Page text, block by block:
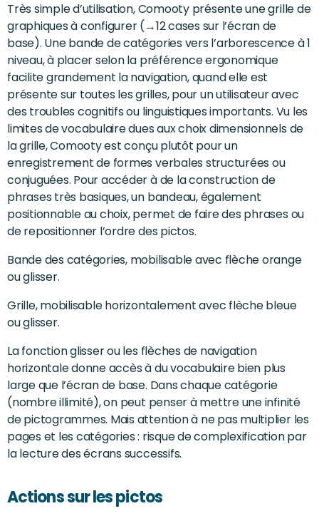
Très simple d’utilisation, Comooty présente une grille de
graphiques à configurer (→12 cases sur l’écran de
base). Une bande de catégories vers l’arborescence à 1
niveau, à placer selon la préférence ergonomique
facilite grandement la navigation, quand elle est
présente sur toutes les grilles, pour un utilisateur avec
des troubles cognitifs ou linguistiques importants. Vu les
limites de vocabulaire dues aux choix dimensionnels de
la grille, Comooty est conçu plutôt pour un
enregistrement de formes verbales structurées ou
conjuguées. Pour accéder à de la construction de
phrases très basiques, un bandeau, également
positionnable au choix, permet de faire des phrases ou
de repositionner l’ordre des pictos.
Bande des catégories, mobilisable avec flèche orange
ou glisser.
Grille, mobilisable horizontalement avec flèche bleue
ou glisser.
La fonction glisser ou les flèches de navigation
horizontale donne accès à du vocabulaire bien plus
large que l’écran de base. Dans chaque catégorie
(nombre illimité), on peut penser à mettre une infinité
de pictogrammes. Mais attention à ne pas multiplier les
pages et les catégories : risque de complexification par
la lecture des écrans successifs.
Actions sur les pictos